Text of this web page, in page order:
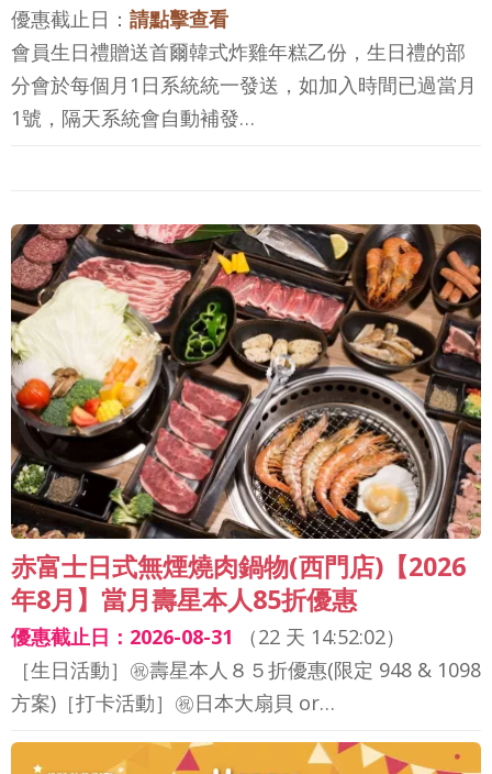
優惠截止日： 請點擊查看
會員生日禮贈送首爾韓式炸雞年糕乙份，生日禮的部
分會於每個月1日系統統一發送，如加入時間已過當月
1號，隔天系統會自動補發…
赤富士日式無煙燒肉鍋物(西門店)【2026
年8月】當月壽星本人85折優惠
優惠截止日：2026-08-31 （22 天 14:52:00）
［生日活動］㊗️壽星本人８５折優惠(限定 948 & 1098
方案)［打卡活動］㊗️日本大扇貝 or…